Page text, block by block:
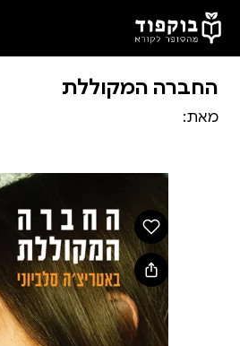
דלג לתוכן הראשי
החברה המקוללת
מאת: